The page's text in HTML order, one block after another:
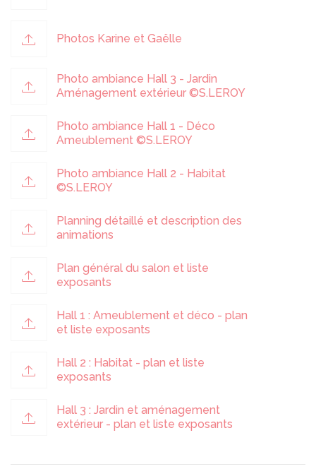
Photos Karine et Gaëlle
Photo ambiance Hall 3 - Jardin
Aménagement extérieur ©S.LEROY
Photo ambiance Hall 1 - Déco
Ameublement ©S.LEROY
Photo ambiance Hall 2 - Habitat
©S.LEROY
Planning détaillé et description des
animations
Plan général du salon et liste
exposants
Hall 1 : Ameublement et déco - plan
et liste exposants
Hall 2 : Habitat - plan et liste
exposants
Hall 3 : Jardin et aménagement
extérieur - plan et liste exposants
Panneau de gestion des cookies